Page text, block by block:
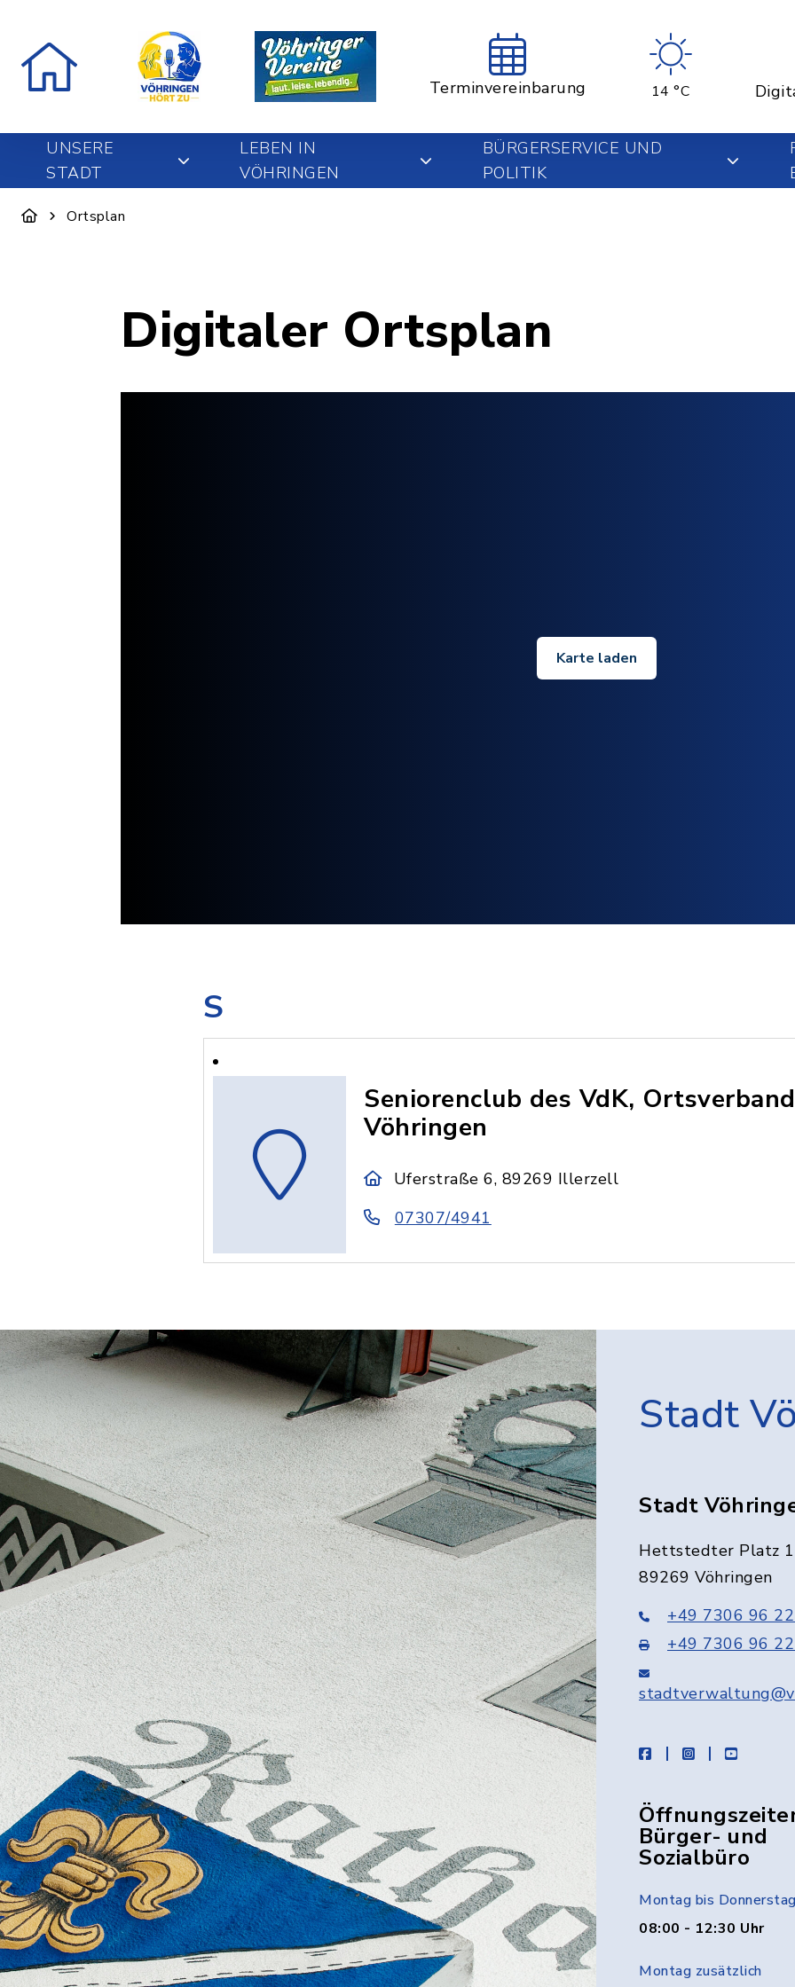
Terminvereinbarung 14 °C
UNSERE
STADT
LEBEN IN
VÖHRINGEN
BÜRGERSERVICE UND
POLITIK
Ortsplan
Digitaler Ortsplan
Karte laden
S
Seniorenclub des VdK, Ortsverband
Vöhringen
Uferstraße 6, 89269 Illerzell
07307/4941
Stadt
Stadt
Hettstedter Platz 1
89269 Vöhringen
+49 7306 96
+49 7306 96
facebookinstagramyoutube
Bürger- und
Sozialbüro
Montag bis
08:00 - 12:30 Uhr
Montag zusätzlich